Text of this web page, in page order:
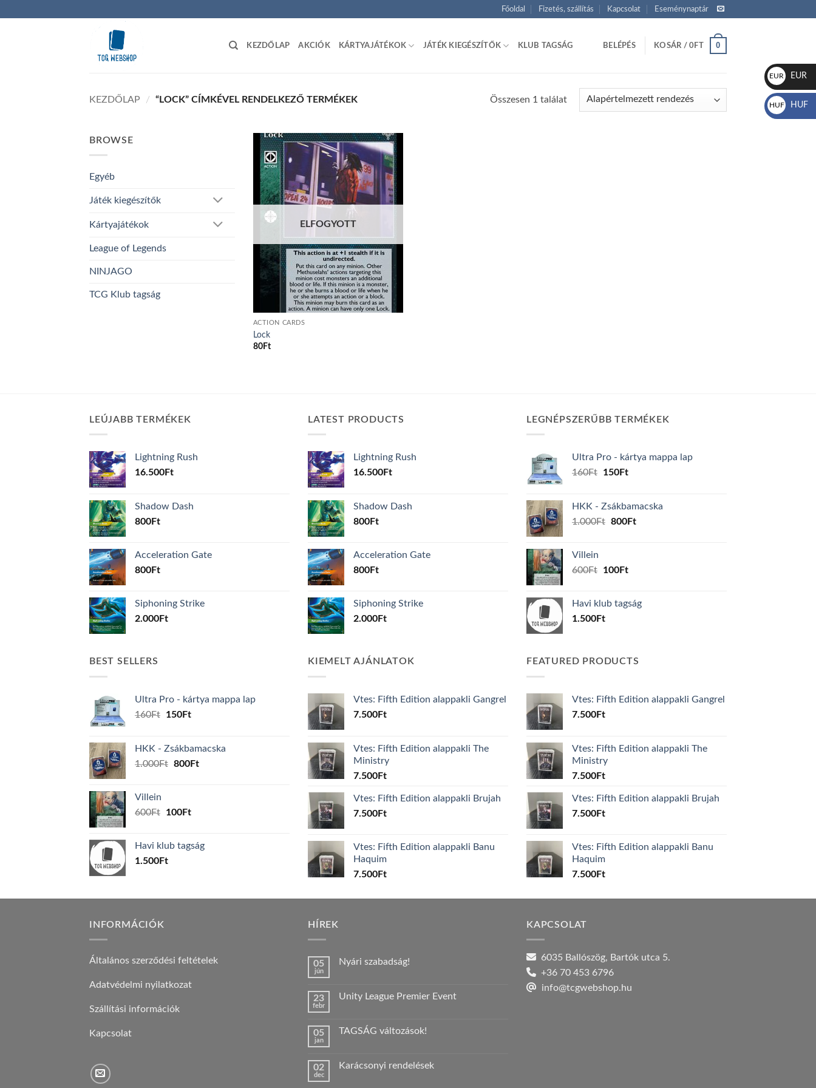
Főoldal Fizetés, szállítás Kapcsolat Eseménynaptár
KEZDŐLAP AKCIÓK KÁRTYAJÁTÉKOK JÁTÉK KIEGÉSZÍTŐK KLUB TAGSÁG BELÉPÉS KOSÁR /0FT 0
KEZDŐLAP / “LOCK” CÍMKÉVEL RENDELKEZŐ TERMÉKEK Összesen 1 találat
BROWSE
Egyéb
Játék kiegészítők
Kártyajátékok
League of Legends
NINJAGO
TCG Klub tagság
Add to
wishlist
ELFOGYOTT
ACTION CARDS
Lock
80Ft
LEÚJABB TERMÉKEK
Lightning Rush
16.500Ft
Shadow Dash
800Ft
Acceleration Gate
800Ft
Siphoning Strike
2.000Ft
LATEST PRODUCTS
Lightning Rush
16.500Ft
Shadow Dash
800Ft
Acceleration Gate
800Ft
Siphoning Strike
2.000Ft
LEGNÉPSZERŰBB TERMÉKEK
Ultra Pro - kártya mappa lap
160Ft
Original
160Ft.
150FtCurrent
150Ft.
HKK - Zsákbamacska
1.000Ft Original
800FtCurrent
Villein
600Ft
Original
600Ft.
100FtCurrent
100Ft.
Havi klub tagság
1.500Ft
BEST SELLERS
Ultra Pro - kártya mappa lap
160Ft
Original
160Ft.
150FtCurrent
150Ft.
HKK - Zsákbamacska
1.000Ft Original
800FtCurrent
Villein
600Ft
Original
600Ft.
100FtCurrent
100Ft.
Havi klub tagság
1.500Ft
KIEMELT AJÁNLATOK
Vtes: Fifth Edition alappakli Gangrel
7.500Ft
Vtes: Fifth Edition alappakli The
Ministry
7.500Ft
Vtes: Fifth Edition alappakli Brujah
7.500Ft
Vtes: Fifth Edition alappakli Banu
Haquim
7.500Ft
FEATURED PRODUCTS
Vtes: Fifth Edition alappakli Gangrel
7.500Ft
Vtes: Fifth Edition alappakli The
Ministry
7.500Ft
Vtes: Fifth Edition alappakli Brujah
7.500Ft
Vtes: Fifth Edition alappakli Banu
Haquim
7.500Ft
INFORMÁCIÓK
Általános szerződési feltételek
Adatvédelmi nyilatkozat
Szállítási információk
Kapcsolat
HÍREK
05
jún
Nyári szabadság!
Nyári
23
febr
Unity League Premier Event
Unity
bejegyzéshez
05
jan
TAGSÁG változások!
TAGSÁG
02
dec
Karácsonyi rendelések
KAPCSOLAT
6035 Ballószög, Bartók utca 5.
+36 70 453 6796
info@tcgwebshop.hu
EUR
€
EUR
HUF
Ft
HUF